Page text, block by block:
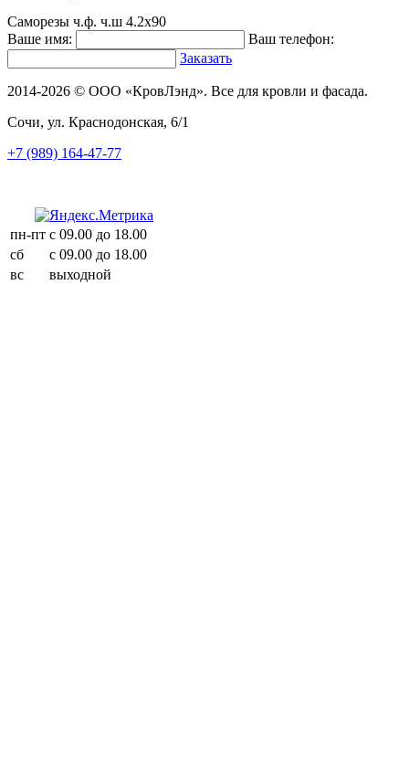
Саморезы ч.ф. ч.ш 4.2х90
Ваше имя:
Ваш телефон:
Заказать
2014-2026 © ООО «КровЛэнд». Все для кровли и фасада.
Сочи, ул. Краснодонская, 6/1
+7 (989) 164-47-77
пн-пт с 09.00 до 18.00
сб
с 09.00 до 18.00
вс
выходной